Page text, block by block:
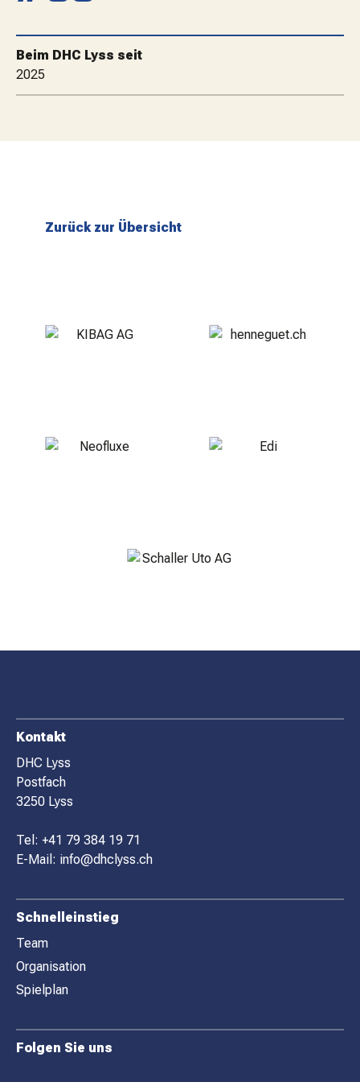
AKTUELLES
SPONSOREN
Beim DHC Lyss seit
2025
Zurück zur Übersicht
F
O
O
T
E
R
Kontakt
DHC Lyss
Postfach
3250 Lyss
Tel: +41 79 384 19 71
E-Mail: info@dhclyss.ch
Schnelleinstieg
Team
Organisation
Spielplan
Folgen Sie uns